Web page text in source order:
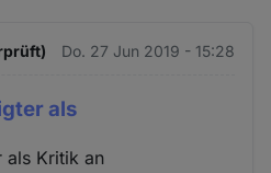
Do. 27 Jun 2019 - 15:28
als
als Kritik an